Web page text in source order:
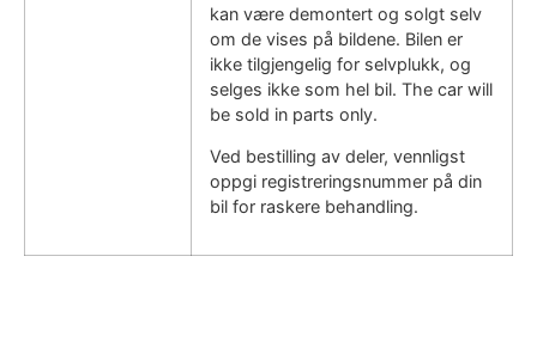
kan være demontert og solgt selv
om de vises på bildene. Bilen er
ikke tilgjengelig for selvplukk, og
selges ikke som hel bil. The car will
be sold in parts only.
Ved bestilling av deler, vennligst
oppgi registreringsnummer på din
bil for raskere behandling.